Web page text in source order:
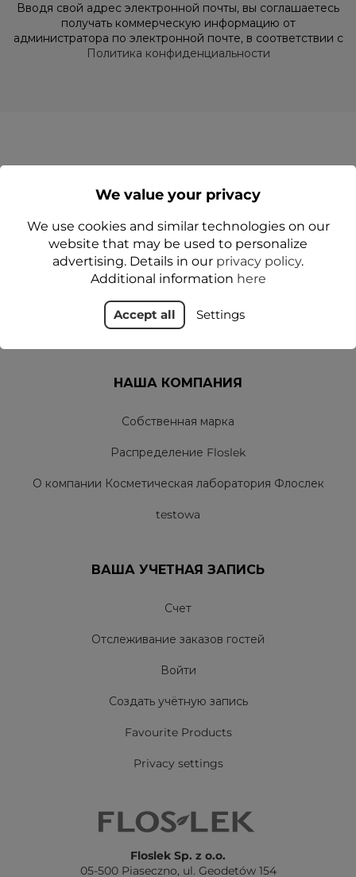
Вводя свой адрес электронной почты, вы соглашаетесь
получать коммерческую информацию от
администратора по электронной почте, в соответствии с
Политика конфиденциальности
ТОВАРЫ
Доставка заказов в магазине floslek.pl
политика конфиденциальности
Свяжитесь с нами
НАША КОМПАНИЯ
Собственная марка
Распределение Floslek
О компании Косметическая лаборатория Флослек
testowa
ВАША УЧЕТНАЯ ЗАПИСЬ
Счет
Отслеживание заказов гостей
Войти
Создать учётную запись
Favourite Products
Privacy settings
Floslek Sp. z o.o.
05-500 Piaseczno, ul. Geodetów 154
We value your privacy
We use cookies and similar technologies on our
website that may be used to personalize
advertising. Details in our privacy policy.
Additional information here
Accept all Settings